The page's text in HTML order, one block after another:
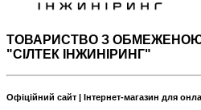
ТОВАРИСТВО З ОБМЕЖЕНОЮ
"СІЛТЕК ІНЖИНІРИНГ"
Офіційний сайт | Інтернет-магазин для